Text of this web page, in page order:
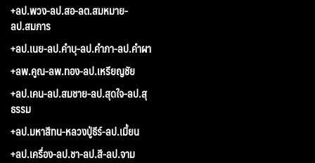
+ลป.พวง-ลป.สอ-ลต.สมหมาย-
ลป.สมภาร
+ลป.เนย-ลป.คำบุ-ลป.คำภา-ลป.คำผา
+ลพ.คูณ-ลพ.ทอง-ลป.เหรียญชัย
+ลป.เคน-ลป.สมชาย-ลป.สุดใจ-ลป.สุ
ธรรม
+ลป.มหาสีทน-หลวงปู่ธีร์-ลป.เมี้ยน
+ลป.เครื่อง-ลป.ชา-ลป.สี-ลป.จาม